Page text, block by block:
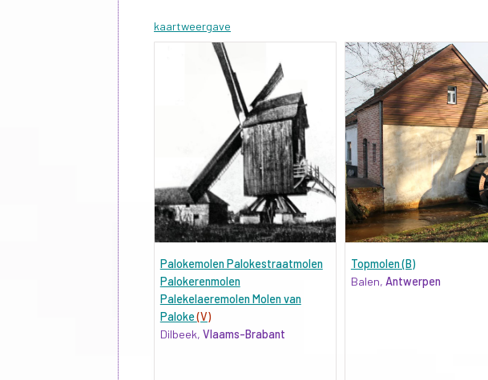
kaartweergave
Palokemolen Palokestraatmolen
Palokerenmolen
Palekelaeremolen Molen van
Paloke(V)
Dilbeek, Vlaams-Brabant
Topmolen (B)
Balen, Antwerpen